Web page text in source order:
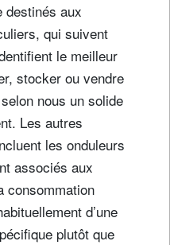
destinés aux
qui suivent
le meilleur
stocker ou vendre
nous un solide
Les autres
les onduleurs
associés aux
consommation
d’une
plutôt que